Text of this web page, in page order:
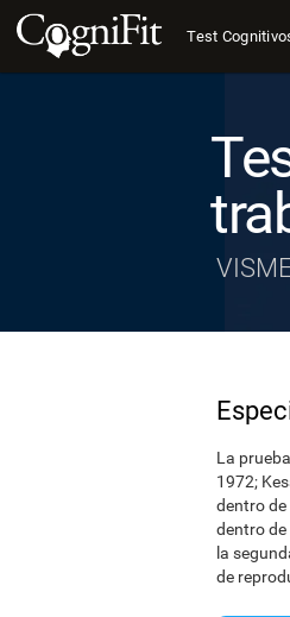
Test
La
1972;
dentro de
dentro de
la
de